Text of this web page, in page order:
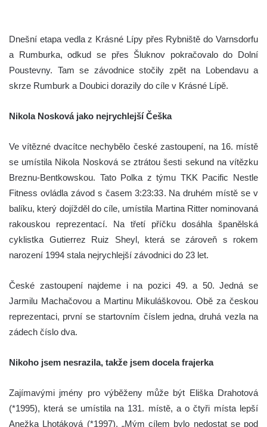
Dnešní etapa vedla z Krásné Lípy přes Rybniště do Varnsdorfu
a Rumburka, odkud se přes Šluknov pokračovalo do Dolní
Poustevny. Tam se závodnice stočily zpět na Lobendavu a
skrze Rumburk a Doubici dorazily do cíle v Krásné Lípě.
Nikola Nosková jako nejrychlejší Češka
Ve vítězné dvacítce nechybělo české zastoupení, na 16. místě
se umístila Nikola Nosková se ztrátou šesti sekund na vítězku
Breznu-Bentkowskou. Tato Polka z týmu TKK Pacific Nestle
Fitness ovládla závod s časem 3:23:33. Na druhém místě se v
balíku, který dojížděl do cíle, umístila Martina Ritter nominovaná
rakouskou reprezentací. Na třetí příčku dosáhla španělská
cyklistka Gutierrez Ruiz Sheyl, která se zároveň s rokem
narození 1994 stala nejrychlejší závodnici do 23 let.
České zastoupení najdeme i na pozici 49. a 50. Jedná se
Jarmilu Machačovou a Martinu Mikuláškovou. Obě za českou
reprezentaci, první se startovním číslem jedna, druhá vezla na
zádech číslo dva.
Nikoho jsem nesrazila, takže jsem docela frajerka
Zajímavými jmény pro výběženy může být Eliška Drahotová
(*1995), která se umístila na 131. místě, a o čtyři místa lepší
Anežka Lhotáková (*1997). „Mým cílem bylo nedostat se pod